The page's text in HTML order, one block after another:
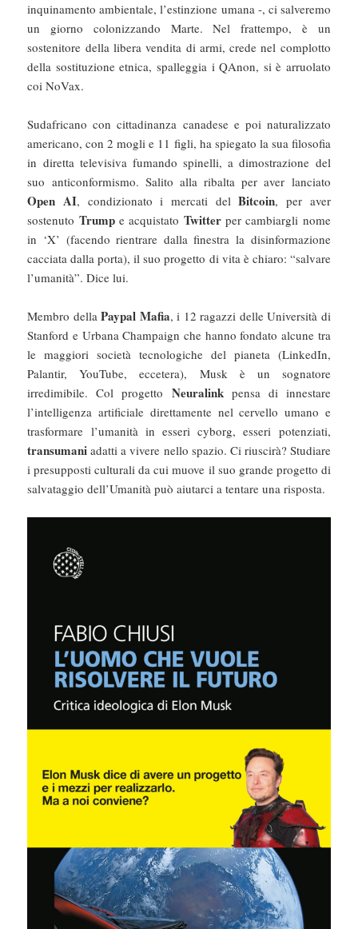
inquinamento ambientale, l’estinzione umana -, ci salveremo
un giorno colonizzando Marte. Nel frattempo, è un
sostenitore della libera vendita di armi, crede nel complotto
della sostituzione etnica, spalleggia i QAnon, si è arruolato
coi NoVax.
Sudafricano con cittadinanza canadese e poi naturalizzato
americano, con 2 mogli e 11 figli, ha spiegato la sua filosofia
in diretta televisiva fumando spinelli, a dimostrazione del
suo anticonformismo. Salito alla ribalta per aver lanciato
Open AI, condizionato i mercati delBitcoin, per aver
sostenuto Trumpe acquistato Twitterper cambiargli nome
in ‘X’ (facendo rientrare dalla finestra la disinformazione
cacciata dalla porta), il suo progetto di vita è chiaro: “salvare
l’umanità”. Dice lui.
Membro dellaPaypal Mafia, i 12 ragazzi delle Università di
Stanford e Urbana Champaign che hanno fondato alcune tra
le maggiori società tecnologiche del pianeta (LinkedIn,
Palantir, YouTube, eccetera), Musk è un sognatore
irredimibile. Col progetto Neuralinkpensa di innestare
l’intelligenza artificiale direttamente nel cervello umano e
trasformare l’umanità in esseri cyborg, esseri potenziati,
transumaniadatti a vivere nello spazio. Ci riuscirà? Studiare
i presupposti culturali da cui muove il suo grande progetto di
salvataggio dell’Umanità può aiutarci a tentare una risposta.